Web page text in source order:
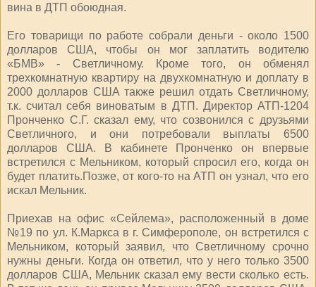
вина в ДТП обоюдная.
Его товарищи по работе собрали деньги - около 1500
долларов США, чтобы он мог заплатить водителю
«БМВ» - Светличному. Кроме того, он обменял
трехкомнатную квартиру на двухкомнатную и доплату в
2000 долларов США также решил отдать Светличному,
т.к. считал себя виноватым в ДТП. Директор АТП-1204
Пронченко С.Г. сказал ему, что созвонился с друзьями
Светличного, и они потребовали выплаты 6500
долларов США. В кабинете Пронченко он впервые
встретился с Мельником, который спросил его, когда он
будет платить.Позже, от кого-то на АТП он узнал, что его
искал Мельник.
Приехав на офис «Сейлема», расположенный в доме
№19 по ул. К.Маркса в г. Симферополе, он встретился с
Мельником, который заявил, что Светличному срочно
нужны деньги. Когда он ответил, что у него только 3500
долларов США, Мельник сказал ему вести сколько есть.